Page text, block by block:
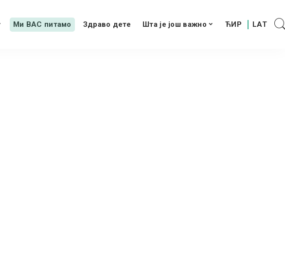
Ми ВАС питамо Здраво дете Шта је још важно